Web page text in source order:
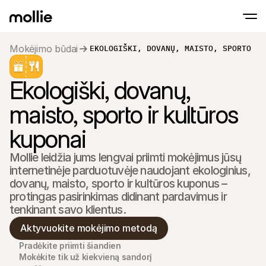
Mokėjimo būdai EKOLOGIŠKI, DOVANŲ, MAISTO, SPORTO IR
Ekologiški, dovanų,
maisto, sporto ir kultūros
kuponai
Mollie leidžia jums lengvai priimti mokėjimus jūsų
internetinėje parduotuvėje naudojant ekologinius,
dovanų, maisto, sporto ir kultūros kuponus –
protingas pasirinkimas didinant pardavimus ir
tenkinant savo klientus.
Aktyvuokite mokėjimo metodą
Pradėkite priimti šiandien
Mokėkite tik už kiekvieną sandorį
Tap to Pay iPhone įrenginiuose
Priimkite bekontakčius mokėjimus tiesiog
Sužinokite daugiau
internetu
Mokėjimai vietoje
Priimkite mokėjimus
Pasiūlykite
atsiskaitymą
Pasikartojantys
Gaukite
prenumeratos
Mokėjimų
Partneriai
Agentūroms
Sužinokite apie mūsų Partnerių programą agentūroms